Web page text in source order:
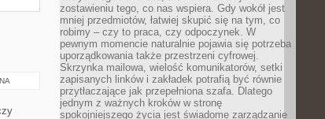
zostawieniu tego, co nas wspiera. Gdy wokół jest
mniej przedmiotów, łatwiej skupić się na tym, co
robimy – czy to praca, czy odpoczynek. W
pewnym momencie naturalnie pojawia się potrzeba
uporządkowania także przestrzeni cyfrowej.
Skrzynka mailowa, wielość komunikatorów, setki
zapisanych linków i zakładek potrafią być równie
przytłaczające jak przepełniona szafa. Dlatego
jednym z ważnych kroków w stronę
spokojniejszego życia jest świadome zarządzanie